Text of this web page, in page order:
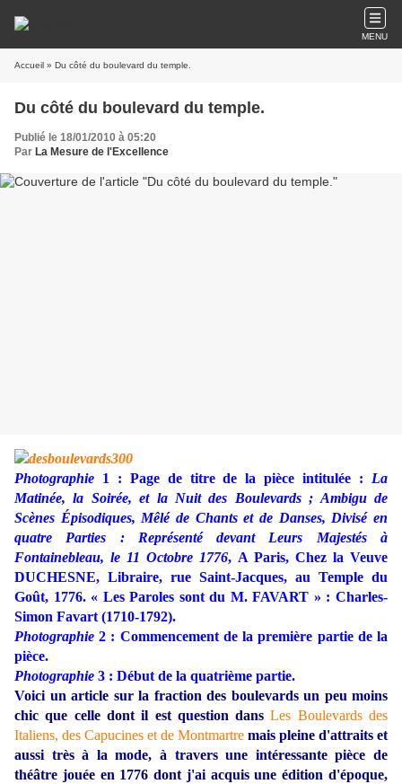
MENU
Accueil » Du côté du boulevard du temple.
Du côté du boulevard du temple.
Publié le 18/01/2010 à 05:20
Par La Mesure de l'Excellence
Photographie 1 : Page de titre de la pièce intitulée : La
Matinée, la Soirée, et la Nuit des Boulevards ; Ambigu de
Scènes Épisodiques, Mêlé de Chants et de Danses, Divisé en
quatre Parties : Représenté devant Leurs Majestés à
Fontainebleau, le 11 Octobre 1776, A Paris, Chez la Veuve
DUCHESNE, Libraire, rue Saint-Jacques, au Temple du
Goût, 1776. « Les Paroles sont du M. FAVART » : Charles-
Simon Favart (1710-1792).
Photographie 2 : Commencement de la première partie de la
pièce.
Photographie 3 : Début de la quatrième partie.
Voici un article sur la fraction des boulevards un peu moins
chic que celle dont il est question dans Les Boulevards des
Italiens, des Capucines et de Montmartre mais pleine d'attraits et
aussi très à la mode, à travers une intéressante pièce de
théâtre jouée en 1776 dont j'ai acquis une édition d'époque,